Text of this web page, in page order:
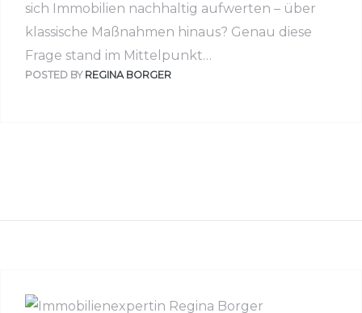
sich Immobilien nachhaltig aufwerten – über
klassische Maßnahmen hinaus? Genau diese
Frage stand im Mittelpunkt…
POSTED BY REGINA BORGER